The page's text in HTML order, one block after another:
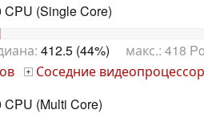
(Single Core)
412.5 (44%) макс.: 418
+
Соседние
(Multi Core)